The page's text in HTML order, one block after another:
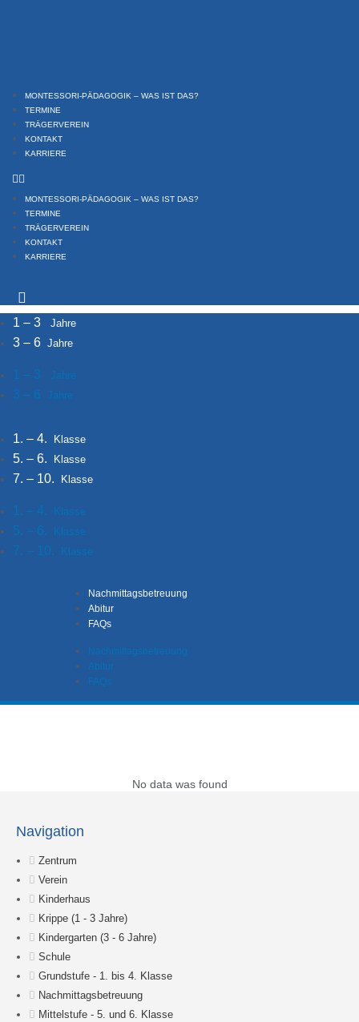
MONTESSORI-PÄDAGOGIK – WAS IST DAS?
TERMINE
TRÄGERVEREIN
KONTAKT
KARRIERE
MONTESSORI-PÄDAGOGIK – WAS IST DAS?
TERMINE
TRÄGERVEREIN
KONTAKT
KARRIERE
1 – 3 Jahre
3 – 6 Jahre
1 – 3 Jahre
3 – 6 Jahre
1. – 4. Klasse
5. – 6. Klasse
7. – 10. Klasse
1. – 4. Klasse
5. – 6. Klasse
7. – 10. Klasse
Nachmittagsbetreuung
Abitur
FAQs
Nachmittagsbetreuung
Abitur
FAQs
No data was found
Navigation
Zentrum
Verein
Kinderhaus
Krippe (1 - 3 Jahre)
Kindergarten (3 - 6 Jahre)
Schule
Grundstufe - 1. bis 4. Klasse
Nachmittagsbetreuung
Mittelstufe - 5. und 6. Klasse